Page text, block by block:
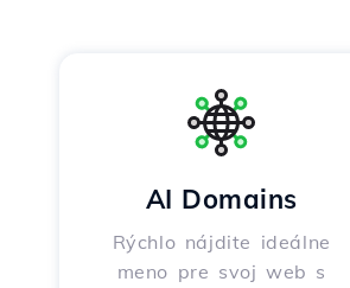
AI Domains
Rýchlo nájdite ideálne
meno pre svoj web s